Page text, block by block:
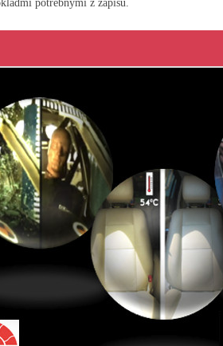
potrebnými z zápisu.